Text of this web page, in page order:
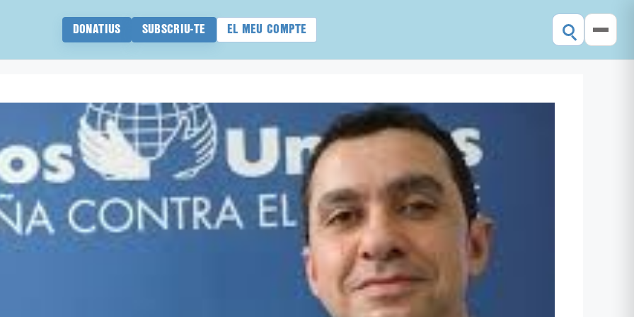
DONATIUS SUBSCRIU-TE EL MEU COMPTE